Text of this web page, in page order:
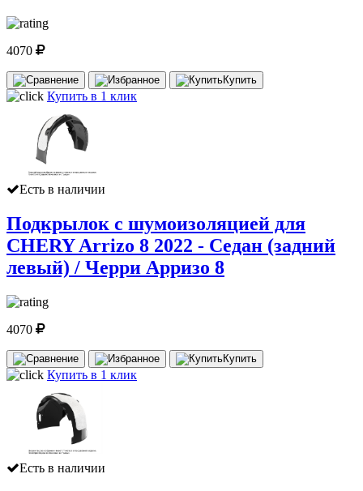
4070
Купить
Купить в 1 клик
Есть в наличии
Подкрылок с шумоизоляцией для
CHERY Arrizo 8 2022 - Седан (задний
левый) / Черри Арризо 8
4070
Купить
Купить в 1 клик
Есть в наличии